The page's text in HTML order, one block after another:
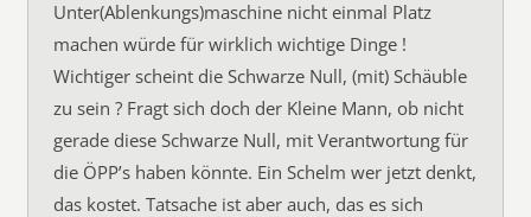
Unter(Ablenkungs)maschine nicht einmal Platz
machen würde für wirklich wichtige Dinge !
Wichtiger scheint die Schwarze Null, (mit) Schäuble
zu sein ? Fragt sich doch der Kleine Mann, ob nicht
gerade diese Schwarze Null, mit Verantwortung für
die ÖPP’s haben könnte. Ein Schelm wer jetzt denkt,
das kostet. Tatsache ist aber auch, das es sich